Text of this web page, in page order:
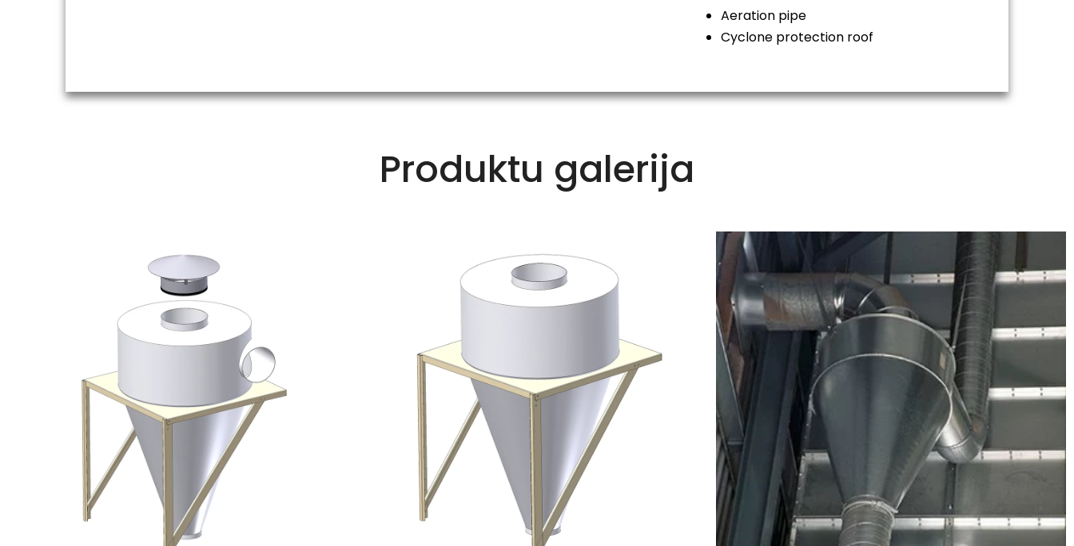
Aeration pipe
Cyclone protection roof
Produktu galerija